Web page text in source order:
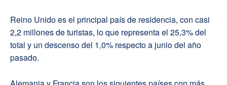
Reino Unido es el principal país de residencia, con casi
2,2 millones de turistas, lo que representa el 25,3% del
total y un descenso del 1,0% respecto a junio del año
pasado.